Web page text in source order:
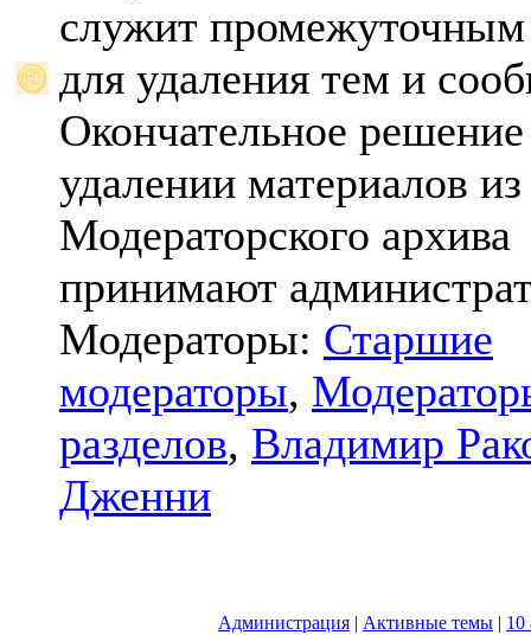
служит промежуточным
для удаления тем и
Окончательное
удалении материалов из
Модераторского архива
принимают
Модераторы: Старшие
модераторы,
разделов, Владимир
Дженни
Администрация | Активные темы | 10